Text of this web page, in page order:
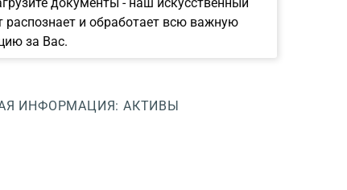
распознает и обработает всю важную
за Вас.
ИНФОРМАЦИЯ: АКТИВЫ